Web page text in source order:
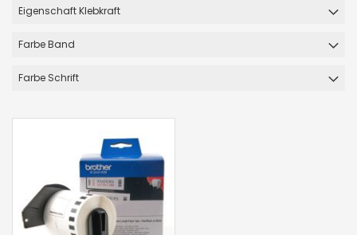
Eigenschaft Klebkraft
Farbe Band
Farbe Schrift